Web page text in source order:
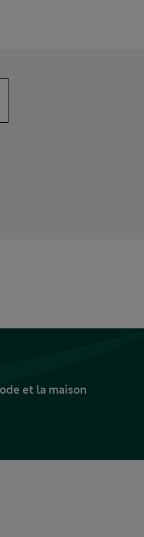
et la maison